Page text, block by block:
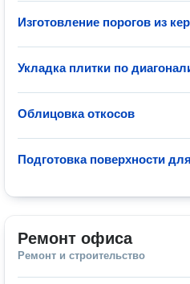
Изготовление порогов из
Укладка плитки по
Облицовка откосов
Подготовка поверхности
Ремонт офиса
Ремонт и строительство